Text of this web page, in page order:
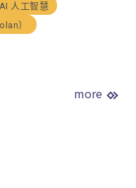
人工智慧
）
more